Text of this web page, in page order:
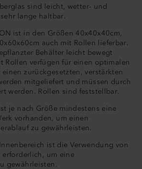
sind leicht, wetter- und
lange haltbar.
ist in den Größen 40x40x40cm,
auch mit Rollen lieferbar.
Behälter leicht bewegt
Rollen verfügen für einen optimalen
zurückgesetzten, verstärkten
mitgeliefert und müssen durch
werden. Rollen sind feststellbar.
je nach Größe mindestens eine
vorhanden, um einen
zu gewährleisten.
ist die Verwendung von
erforderlich, um eine
gewährleisten.